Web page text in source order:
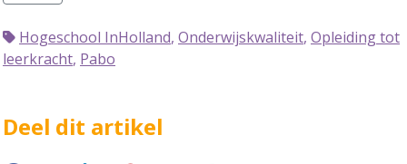
Hogeschool InHolland, Onderwijskwaliteit, Opleiding tot
leerkracht, Pabo
Deel dit artikel